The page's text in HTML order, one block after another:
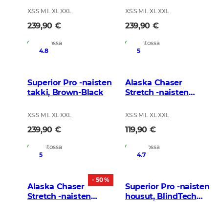
XS S M L XL XXL
239,90 €
Varastossa
XS S M L XL XXL
239,90 €
Varastossa
4.8
Superior Pro -naisten
takki, Brown-Black
XS S M L XL XXL
239,90 €
Varastossa
5
Alaska Chaser
Stretch -naisten
Forest
XS S M L XL XXL
119,90 €
Varastossa
- 50 %
5
Alaska Chaser
Stretch -naisten
4.7
Superior Pro -naisten
housut, BlindTech